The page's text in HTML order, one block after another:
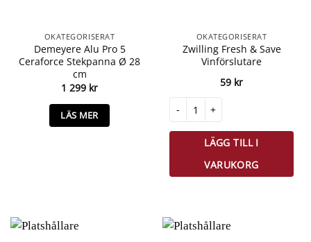
OKATEGORISERAT
Demeyere Alu Pro 5
Ceraforce Stekpanna Ø 28
cm
1 299 kr
LÄS MER
OKATEGORISERAT
Zwilling Fresh & Save
Vinförslutare
59 kr
LÄGG TILL I
VARUKORG